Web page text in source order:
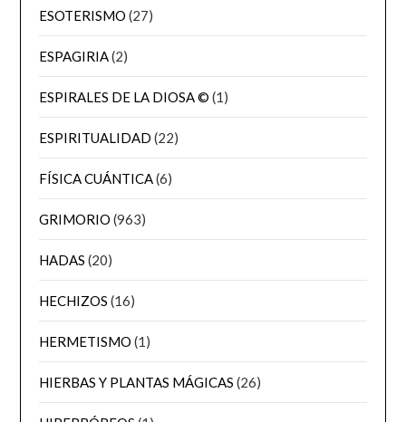
ESOTERISMO (27)
ESPAGIRIA(2)
ESPIRALES DE LA DIOSA © (1)
ESPIRITUALIDAD (22)
FÍSICA CUÁNTICA(6)
GRIMORIO (963)
HADAS (20)
HECHIZOS (16)
HERMETISMO (1)
HIERBAS Y PLANTAS MÁGICAS (26)